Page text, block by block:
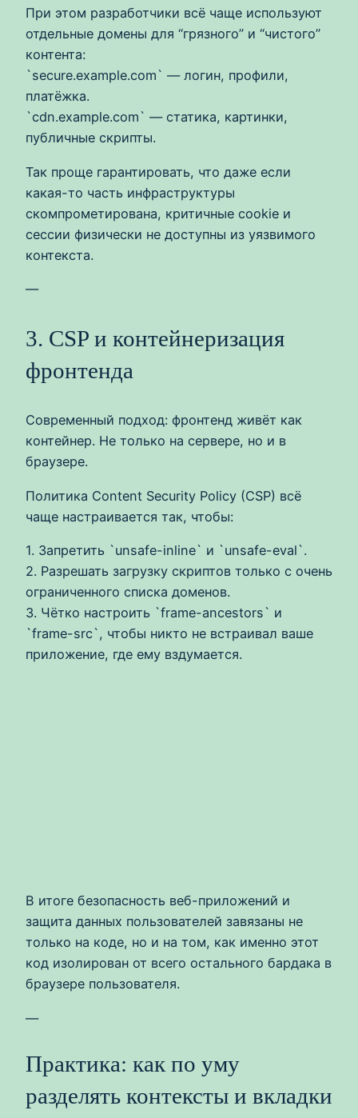
При этом разработчики всё чаще используют
отдельные домены для “грязного” и “чистого”
контента:
`secure.example.com` — логин, профили,
платёжка.
`cdn.example.com` — статика, картинки,
публичные скрипты.
Так проще гарантировать, что даже если
какая-то часть инфраструктуры
скомпрометирована, критичные cookie и
сессии физически не доступны из уязвимого
контекста.
—
3. CSP и контейнеризация
фронтенда
Современный подход: фронтенд живёт как
контейнер. Не только на сервере, но и в
браузере.
Политика Content Security Policy (CSP) всё
чаще настраивается так, чтобы:
1. Запретить `unsafe-inline` и `unsafe-eval`.
2. Разрешать загрузку скриптов только с очень
ограниченного списка доменов.
3. Чётко настроить `frame-ancestors` и
`frame-src`, чтобы никто не встраивал ваше
приложение, где ему вздумается.
В итоге безопасность веб-приложений и
защита данных пользователей завязаны не
только на коде, но и на том, как именно этот
код изолирован от всего остального бардака в
браузере пользователя.
—
Практика: как по уму
разделять контексты и вкладки